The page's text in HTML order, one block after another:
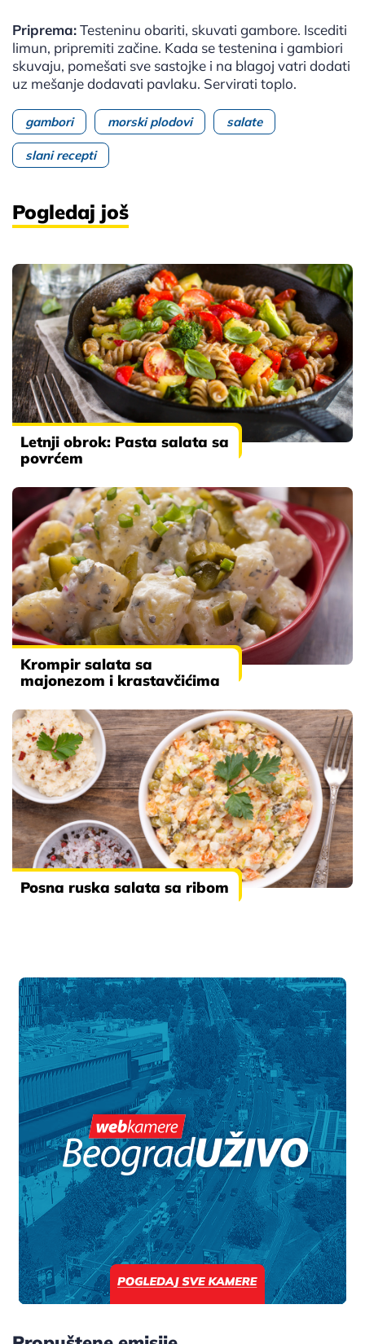
Priprema:Testeninu obariti, skuvati gambore. Iscediti
limun, pripremiti začine. Kada se testenina i gambiori
skuvaju, pomešati sve sastojke i na blagoj vatri dodati
uz mešanje dodavati pavlaku. Servirati toplo.
gambori morski plodovi salate
slani recepti
Pogledaj još
Letnji obrok: Pasta salata sa
povrćem
Krompir salata sa
majonezom i krastavčićima
Posna ruska salata sa ribom